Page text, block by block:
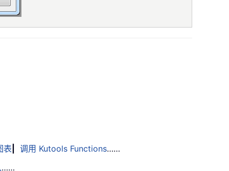
表 调用 Kutools Functions……
……